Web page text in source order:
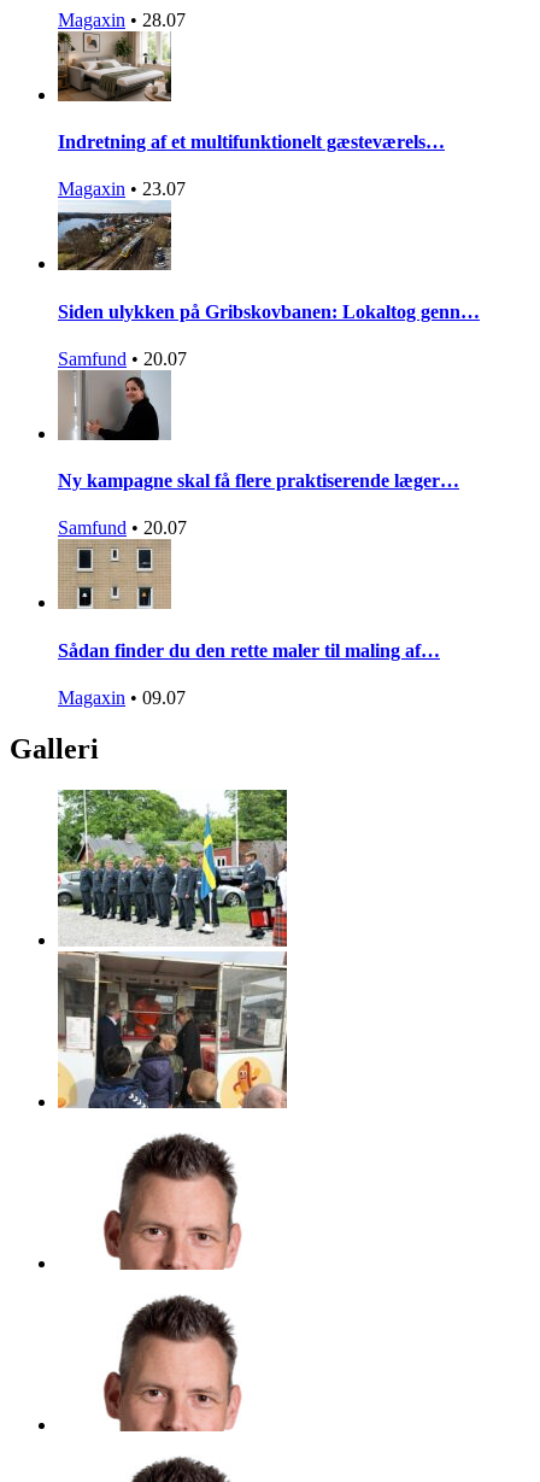
Magaxin • 28.07
Indretning af et multifunktionelt gæsteværels…
Magaxin • 23.07
Siden ulykken på Gribskovbanen: Lokaltog genn…
Samfund • 20.07
Ny kampagne skal få flere praktiserende læger…
Samfund • 20.07
Sådan finder du den rette maler til maling af…
Magaxin • 09.07
Galleri